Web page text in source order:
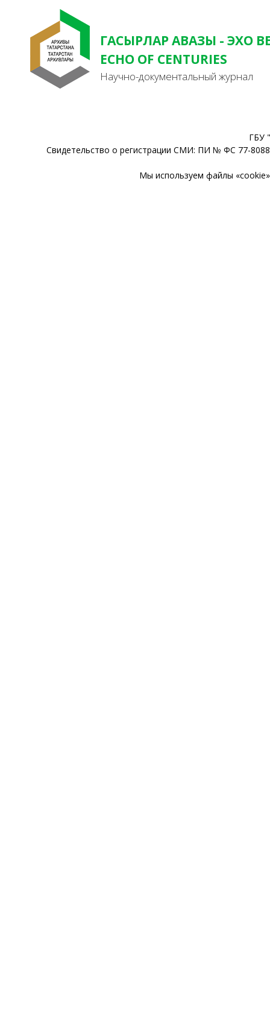
ГАСЫРЛАР АВАЗЫ - ЭХО
ECHO OF CENTURIES
Научно-документальный журнал
ГБУ
Свидетельство о регистрации СМИ: ПИ № ФС 77-
Мы используем файлы «cookie»